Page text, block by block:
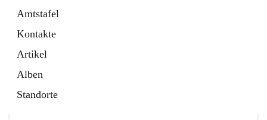
Amtstafel
Kontakte
Artikel
Alben
Standorte